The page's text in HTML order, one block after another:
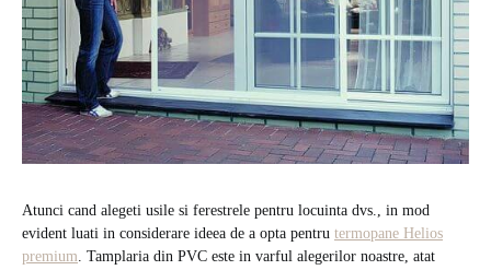
Atunci cand alegeti usile si ferestrele pentru locuinta dvs., in mod
evident luati in considerare ideea de a opta pentru termopane Helios
premium. Tamplaria din PVC este in varful alegerilor noastre, atat